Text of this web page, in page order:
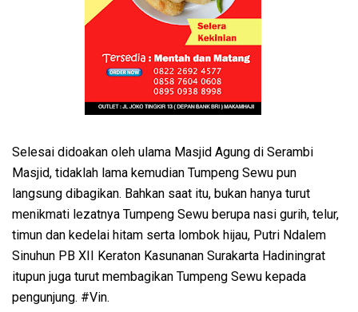
Selesai didoakan oleh ulama Masjid Agung di Serambi
Masjid, tidaklah lama kemudian Tumpeng Sewu pun
langsung dibagikan. Bahkan saat itu, bukan hanya turut
menikmati lezatnya Tumpeng Sewu berupa nasi gurih, telur,
timun dan kedelai hitam serta lombok hijau, Putri Ndalem
Sinuhun PB XII Keraton Kasunanan Surakarta Hadiningrat
itupun juga turut membagikan Tumpeng Sewu kepada
pengunjung. #Vin.